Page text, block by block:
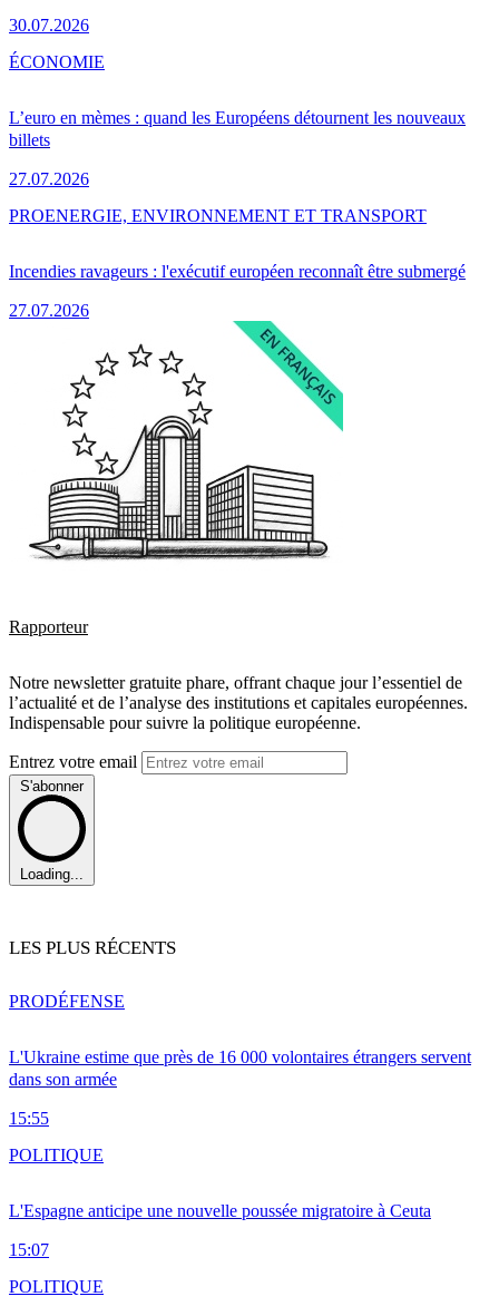
30.07.2026
L’euro en mèmes : quand les Européens détournent les nouveaux
billets
27.07.2026
ÉCONOMIE
Incendies ravageurs : l'exécutif européen reconnaît être submergé
27.07.2026
PROENERGIE, ENVIRONNEMENT ET TRANSPORT
Rapporteur
Notre newsletter gratuite phare, offrant chaque jour l’essentiel de
l’actualité et de l’analyse des institutions et capitales européennes.
Indispensable pour suivre la politique européenne.
Entrez votre email
S'abonner
Loading...
LES PLUS RÉCENTS
L'Ukraine estime que près de 16 000 volontaires étrangers servent
dans son armée
15:55
PRODÉFENSE
L'Espagne anticipe une nouvelle poussée migratoire à Ceuta
15:07
POLITIQUE
POLITIQUE